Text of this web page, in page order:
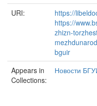
URI:
https://
https://
zhizn-
bguir
Appears in
Collections:
Новости